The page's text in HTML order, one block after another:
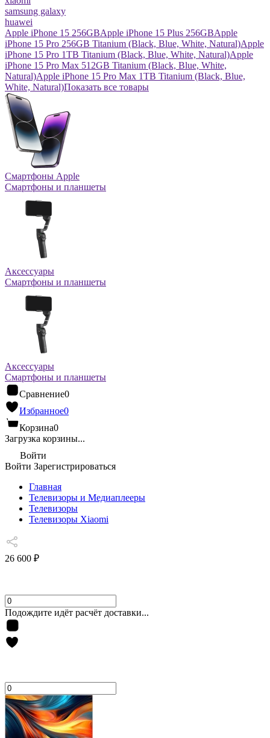
samsung galaxy
huawei
Apple iPhone 15 256GBApple iPhone 15 Plus 256GBApple
iPhone 15 Pro 256GB Titanium (Black, Blue, White, Natural)Apple
iPhone 15 Pro 1TB Titanium (Black, Blue, White, Natural)Apple
iPhone 15 Pro Max 512GB Titanium (Black, Blue, White,
Natural)Apple iPhone 15 Pro Max 1TB Titanium (Black, Blue,
White, Natural)Показать все товары
Смартфоны Apple
Смартфоны и планшеты
Аксессуары
Смартфоны и планшеты
Аксессуары
Смартфоны и планшеты
Сравнение0
Избранное0
Корзина0
Загрузка корзины...
Войти
Войти Зарегистрироваться
Главная
Телевизоры и Медиаплееры
Телевизоры
Телевизоры Xiaomi
26 600 ₽
Подождите идёт расчёт доставки...